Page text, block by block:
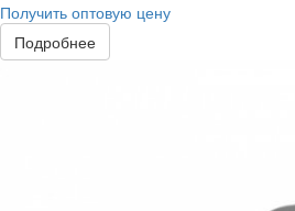
Получить оптовую цену
Подробнее